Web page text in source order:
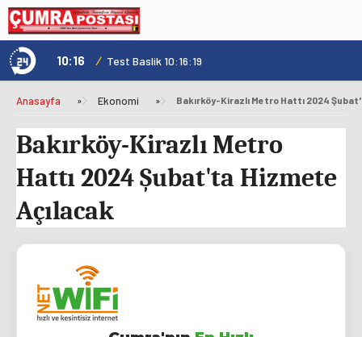
10:16 / Test Baslik 10:16:19
Anasayfa » Ekonomi » Bakırköy-Kirazlı Metro Hattı 2024
Bakırköy-Kirazlı Metro
Hattı 2024 Şubat'ta Hizmete
Açılacak